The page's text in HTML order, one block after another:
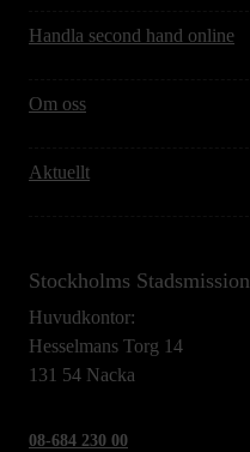
Handla second hand online
Om oss
Aktuellt
Stockholms Stadsmission
Huvudkontor:
Hesselmans Torg 14
131 54 Nacka
08-684 230 00